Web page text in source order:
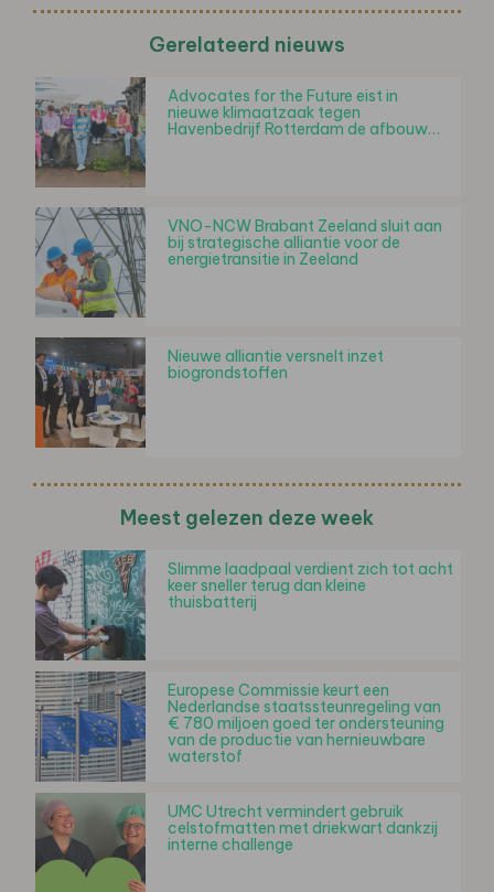
Gerelateerd nieuws
Advocates for the Future eist in
nieuwe klimaatzaak tegen
Havenbedrijf Rotterdam de afbouw…
VNO-NCW Brabant Zeeland sluit aan
bij strategische alliantie voor de
energietransitie in Zeeland
Nieuwe alliantie versnelt inzet
biogrondstoffen
Meest gelezen deze week
Slimme laadpaal verdient zich tot acht
keer sneller terug dan kleine
thuisbatterij
Europese Commissie keurt een
Nederlandse staatssteunregeling van
€ 780 miljoen goed ter ondersteuning
van de productie van hernieuwbare
waterstof
UMC Utrecht vermindert gebruik
celstofmatten met driekwart dankzij
interne challenge